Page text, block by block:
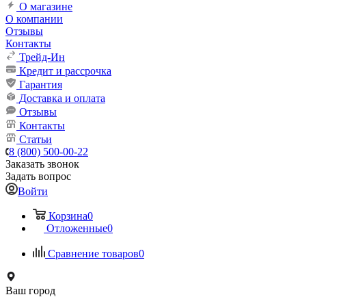
О магазине
О компании
Отзывы
Контакты
Трейд-Ин
Кредит и рассрочка
Гарантия
Доставка и оплата
Отзывы
Контакты
Статьи
8 (800) 500-00-22
Заказать звонок
Задать вопрос
Войти
Корзина0
Отложенные0
Сравнение товаров0
Ваш город